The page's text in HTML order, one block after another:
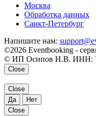
Москва
Обработка данных
Санкт-Петербург
Напишите нам:
©2026 Eventbooking -
© ИП Осипов Н.В. ИНН:
Close
Close
Да
Нет
Close